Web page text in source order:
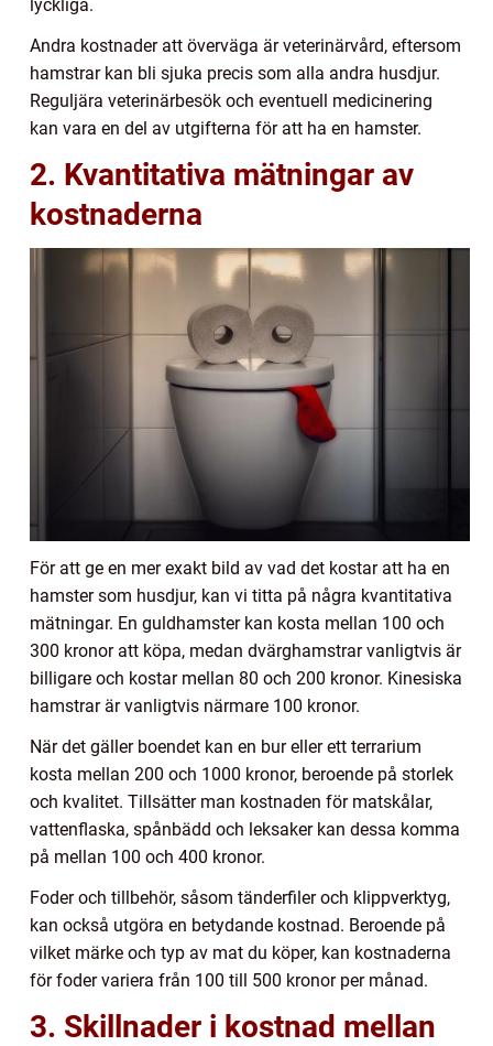
lyckliga.
Andra kostnader att överväga är veterinärvård, eftersom
hamstrar kan bli sjuka precis som alla andra husdjur.
Reguljära veterinärbesök och eventuell medicinering
kan vara en del av utgifterna för att ha en hamster.
2. Kvantitativa mätningar av
kostnaderna
För att ge en mer exakt bild av vad det kostar att ha en
hamster som husdjur, kan vi titta på några kvantitativa
mätningar. En guldhamster kan kosta mellan 100 och
300 kronor att köpa, medan dvärghamstrar vanligtvis är
billigare och kostar mellan 80 och 200 kronor. Kinesiska
hamstrar är vanligtvis närmare 100 kronor.
När det gäller boendet kan en bur eller ett terrarium
kosta mellan 200 och 1000 kronor, beroende på storlek
och kvalitet. Tillsätter man kostnaden för matskålar,
vattenflaska, spånbädd och leksaker kan dessa komma
på mellan 100 och 400 kronor.
Foder och tillbehör, såsom tänderfiler och klippverktyg,
kan också utgöra en betydande kostnad. Beroende på
vilket märke och typ av mat du köper, kan kostnaderna
för foder variera från 100 till 500 kronor per månad.
3. Skillnader i kostnad mellan